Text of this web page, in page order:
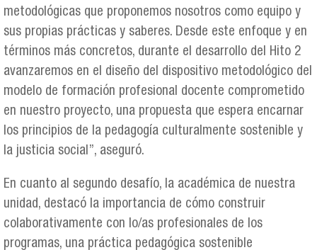
metodológicas que proponemos nosotros como equipo y
sus propias prácticas y saberes. Desde este enfoque y en
términos más concretos, durante el desarrollo del Hito 2
avanzaremos en el diseño del dispositivo metodológico del
modelo de formación profesional docente comprometido
en nuestro proyecto, una propuesta que espera encarnar
los principios de la pedagogía culturalmente sostenible y
la justicia social”, aseguró.
En cuanto al segundo desafío, la académica de nuestra
unidad, destacó la importancia de cómo construir
colaborativamente con lo/as profesionales de los
programas, una práctica pedagógica sostenible